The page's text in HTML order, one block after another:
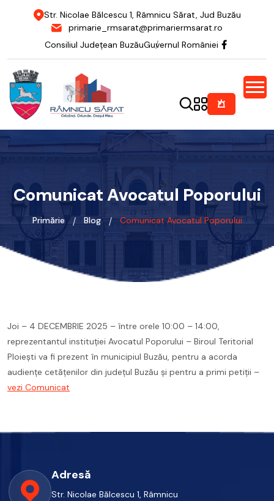
Str. Nicolae Bălcescu 1, Râmnicu Sărat, Jud Buzău
primarie_rmsarat@primariermsarat.ro
Consiliul Județean BuzăuGuvernul României
Comunicat Avocatul Poporului
Primărie Blog Comunicat Avocatul Poporului
Joi – 4 DECEMBRIE 2025 – între orele 10:00 – 14:00,
reprezentantul instituţiei Avocatul Poporului – Biroul Teritorial
Ploieşti va fi prezent în municipiul Buzău, pentru a acorda
audienţe cetăţenilor din judeţul Buzău şi pentru a primi petiţii –
vezi Comunicat
Adresă
Str. Nicolae Bălcescu 1, Râmnicu